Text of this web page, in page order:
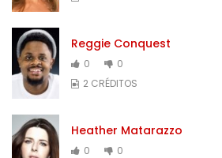
Reggie Conquest
0
0
2 CRÉDITOS
Heather Matarazzo
0
0